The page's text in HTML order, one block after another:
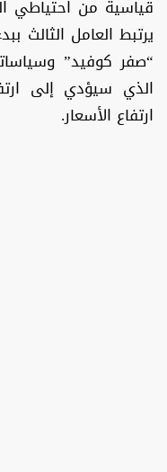
قياسية من احتياطي
يرتبط العامل الثالث
“صفر كوفيد”
الذي سيؤدي إلى
ارتفاع الأسعار.